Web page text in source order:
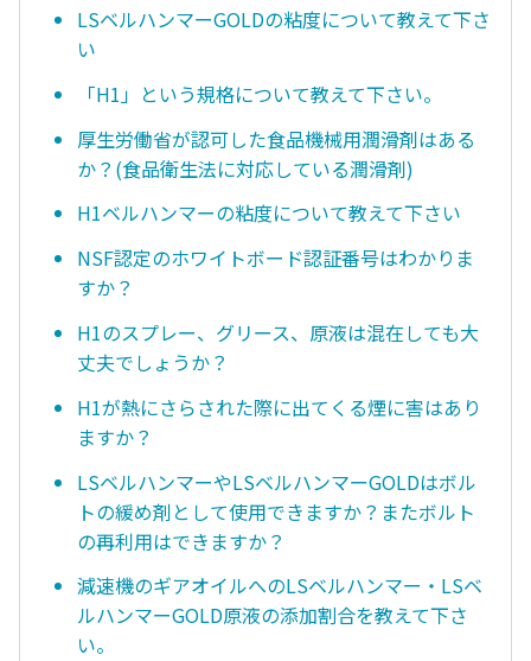
LSベルハンマーGOLDの粘度について教えて下さ
い
「H1」という規格について教えて下さい。
厚生労働省が認可した食品機械用潤滑剤はある
か？(食品衛生法に対応している潤滑剤)
H1ベルハンマーの粘度について教えて下さい
NSF認定のホワイトボード認証番号はわかりま
すか？
H1のスプレー、グリース、原液は混在しても大
丈夫でしょうか？
H1が熱にさらされた際に出てくる煙に害はあり
ますか？
LSベルハンマーやLSベルハンマーGOLDはボル
トの緩め剤として使用できますか？またボルト
の再利用はできますか？
減速機のギアオイルへのLSベルハンマー・LSベ
ルハンマーGOLD原液の添加割合を教えて下さ
い。